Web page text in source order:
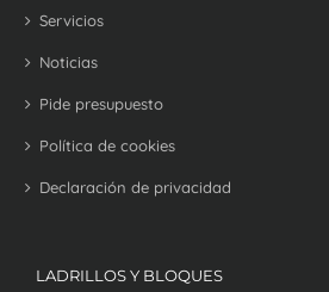
Servicios
Noticias
Pide presupuesto
Política de cookies
Declaración de privacidad
LADRILLOS Y BLOQUES